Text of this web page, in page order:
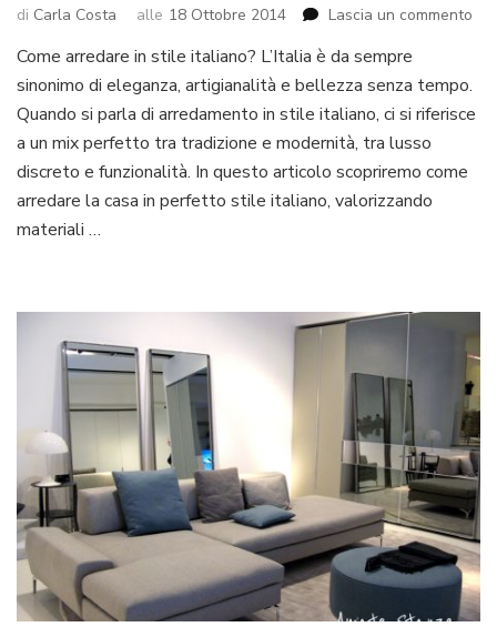
di Carla Costa alle 18 Ottobre 2014 Lascia un commento
Come arredare in stile italiano? L’Italia è da sempre
sinonimo di eleganza, artigianalità e bellezza senza tempo.
Quando si parla di arredamento in stile italiano, ci si riferisce
a un mix perfetto tra tradizione e modernità, tra lusso
discreto e funzionalità. In questo articolo scopriremo come
arredare la casa in perfetto stile italiano, valorizzando
materiali …